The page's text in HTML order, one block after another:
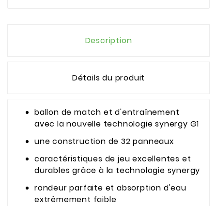
Description
Détails du produit
ballon de match et d'entraînement
avec la nouvelle technologie synergy G1
une construction de 32 panneaux
caractéristiques de jeu excellentes et
durables grâce à la technologie synergy
rondeur parfaite et absorption d'eau
extrêmement faible